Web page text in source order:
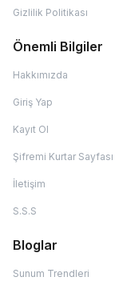
Gizlilik Politikası
Önemli Bilgiler
Hakkımızda
Giriş Yap
Kayıt Ol
Şifremi Kurtar Sayfası
İletişim
S.S.S
Bloglar
Sunum Trendleri